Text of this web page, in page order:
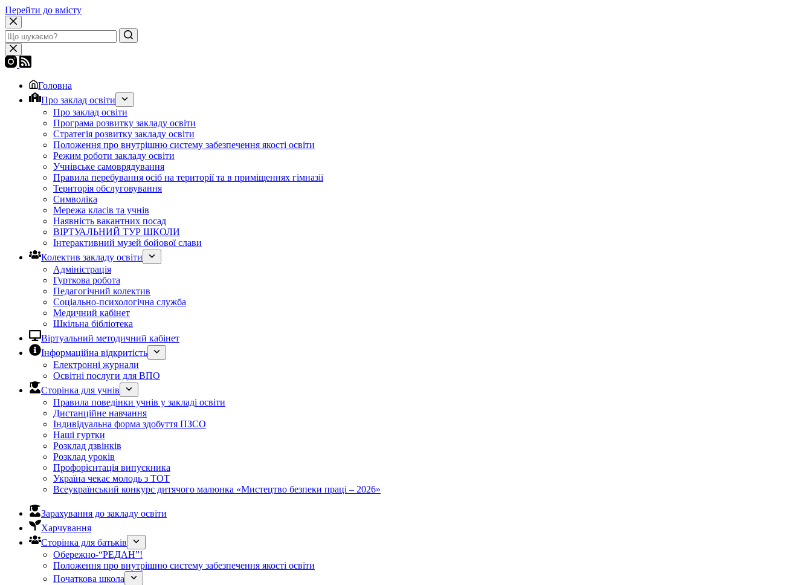
Перейти до вмісту
Головна
Про заклад освіти
Про заклад освіти
Програма розвитку закладу освіти
Стратегія розвитку закладу освіти
Положення про внутрішню систему забезпечення якості освіти
Режим роботи закладу освіти
Учнівське самоврядування
Правила перебування осіб на території та в приміщеннях гімназії
Територія обслуговування
Символіка
Мережа класів та учнів
Наявність вакантних посад
ВІРТУАЛЬНИЙ ТУР ШКОЛИ
Інтерактивний музей бойової слави
Колектив закладу освіти
Адміністрація
Гурткова робота
Педагогічний колектив
Соціально-психологічна служба
Медичний кабінет
Шкільна бібліотека
Віртуальний методичний кабінет
Інформаційна відкритість
Електронні журнали
Освітні послуги для ВПО
Сторінка для учнів
Правила поведінки учнів у закладі освіти
Дистанційне навчання
Індивідуальна форма здобуття ПЗСО
Наші гуртки
Розклад дзвінків
Розклад уроків
Профорієнтація випускника
Україна чекає молодь з ТОТ
Всеукраїнський конкурс дитячого малюнка «Мистецтво безпеки праці – 2026»
Зарахування до закладу освіти
Харчування
Сторінка для батьків
Обережно-“РЕДАН”!
Положення про внутрішню систему забезпечення якості освіти
Початкова школа